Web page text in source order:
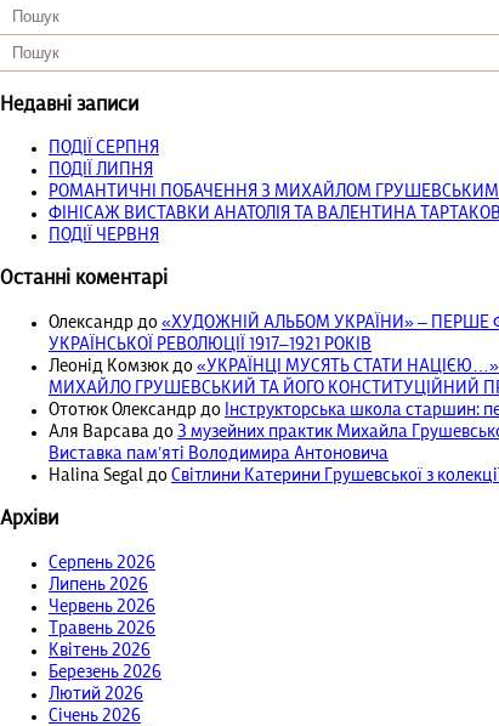
Недавні записи
ПОДІЇ СЕРПНЯ
ПОДІЇ ЛИПНЯ
РОМАНТИЧНІ ПОБАЧЕННЯ З МИХАЙЛОМ ГРУШЕВСЬКИМ
ФІНІСАЖ ВИСТАВКИ АНАТОЛІЯ ТА ВАЛЕНТИНА
ПОДІЇ ЧЕРВНЯ
Останні коментарі
Олександр до «ХУДОЖНІЙ АЛЬБОМ УКРАЇНИ» –
УКРАЇНСЬКОЇ РЕВОЛЮЦІЇ 1917‒1921 РОКІВ
Леонід Комзюк до «УКРАЇНЦІ МУСЯТЬ СТАТИ НАЦІЄЮ…»
МИХАЙЛО ГРУШЕВСЬКИЙ ТА ЙОГО КОНСТИТУЦІЙНИЙ
Ототюк Олександр до Інструкторська школа старшин:
Аля Варсава до З музейних практик Михайла
Виставка пам’яті Володимира Антоновича
Halina Segal
до Світлини Катерини Грушевської з
Архіви
Серпень 2026
Липень 2026
Червень 2026
Травень 2026
Квітень 2026
Березень 2026
Лютий 2026
Січень 2026